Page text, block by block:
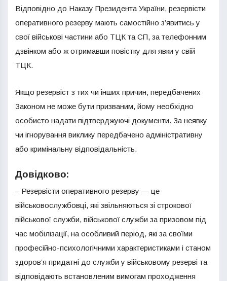
Відповідно до Наказу Президента України, резервісти
оперативного резерву мають самостійно з’явитись у
свої військові частини або ТЦК та СП, за телефонним
дзвінком або ж отримавши повістку для явки у свій
ТЦК.
Якщо резервіст з тих чи інших причин, передбачених
Законом не може бути призваним, йому необхідно
особисто надати підтверджуючі документи. За неявку
чи ігнорування виклику передбачено адміністративну
або кримінальну відповідальність.
Довідково:
– Резервісти оперативного резерву — це
військовослужбовці, які звільняються зі строкової
військової служби, військової служби за призовом під
час мобілізації, на особливий період, які за своїми
професійно-психологічними характеристиками і станом
здоров’я придатні до служби у військовому резерві та
відповідають встановленим вимогам проходження